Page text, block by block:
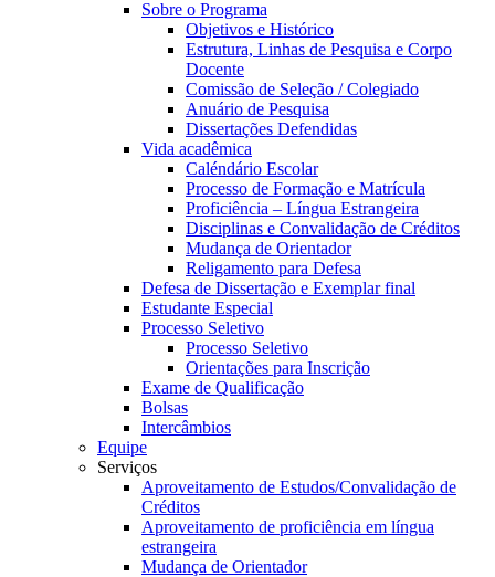
Sobre o Programa
Objetivos e Histórico
Estrutura, Linhas de Pesquisa e Corpo
Docente
Comissão de Seleção / Colegiado
Anuário de Pesquisa
Dissertações Defendidas
Vida acadêmica
Caléndário Escolar
Processo de Formação e Matrícula
Proficiência – Língua Estrangeira
Disciplinas e Convalidação de Créditos
Mudança de Orientador
Religamento para Defesa
Defesa de Dissertação e Exemplar final
Estudante Especial
Processo Seletivo
Processo Seletivo
Orientações para Inscrição
Exame de Qualificação
Bolsas
Intercâmbios
Equipe
Serviços
Aproveitamento de Estudos/Convalidação de
Créditos
Aproveitamento de proficiência em língua
estrangeira
Mudança de Orientador